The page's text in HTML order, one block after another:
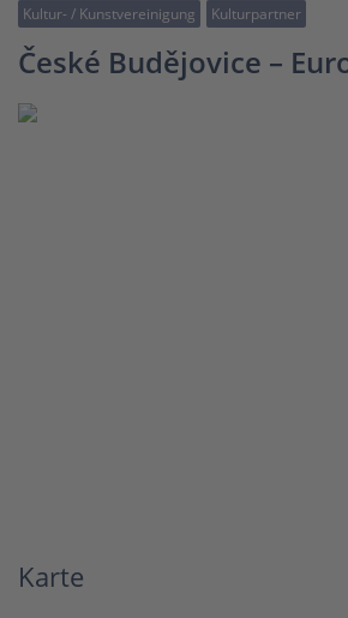
Kultur- / Kunstvereinigung Kulturpartner
České Budějovice –
Karte